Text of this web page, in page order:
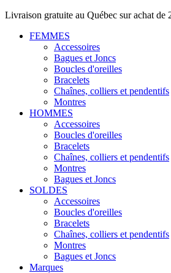
Livraison gratuite au Québec sur achat de
FEMMES
Accessoires
Bagues et Joncs
Boucles d'oreilles
Bracelets
Chaînes, colliers et pendentifs
Montres
HOMMES
Accessoires
Boucles d'oreilles
Bracelets
Chaînes, colliers et pendentifs
Montres
Bagues et Joncs
SOLDES
Accessoires
Boucles d'oreilles
Bracelets
Chaînes, colliers et pendentifs
Montres
Bagues et Joncs
Marques